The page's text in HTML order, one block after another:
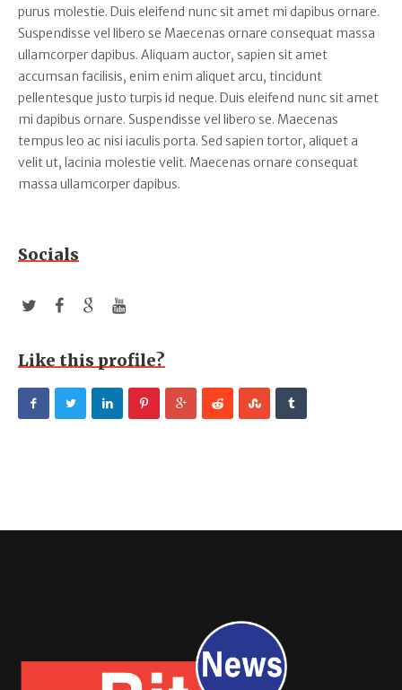
purus molestie. Duis eleifend nunc sit amet mi dapibus ornare.
Suspendisse vel libero se Maecenas ornare consequat massa
ullamcorper dapibus. Aliquam auctor, sapien sit amet
accumsan facilisis, enim enim aliquet arcu, tincidunt
pellentesque justo turpis id neque. Duis eleifend nunc sit amet
mi dapibus ornare. Suspendisse vel libero se. Maecenas
tempus leo ac nisi iaculis porta. Sed sapien tortor, aliquet a
velit ut, lacinia molestie velit. Maecenas ornare consequat
massa ullamcorper dapibus.
Socials
Like this profile?